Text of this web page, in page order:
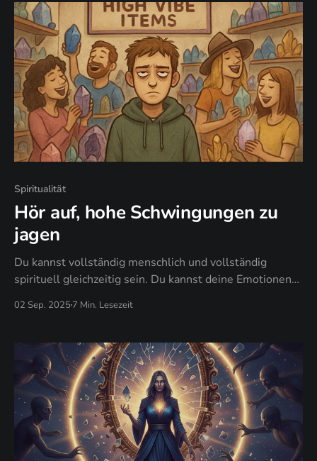
Spiritualität
Hör auf, hohe Schwingungen zu
jagen
Du kannst vollständig menschlich und vollständig
spirituell gleichzeitig sein. Du kannst deine Emotionen
deiner authentischen Frequenz vertrauen, ohne externe
02 Sep. 2025 7 Min. Lesezeit